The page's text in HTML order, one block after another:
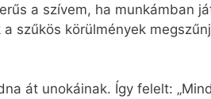
a szívem, ha munkámban
szűkös körülmények
át unokáinak. Így felelt: